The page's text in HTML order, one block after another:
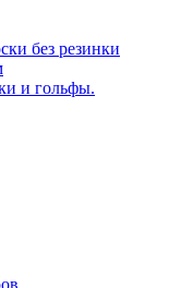
без резинки
и гольфы.